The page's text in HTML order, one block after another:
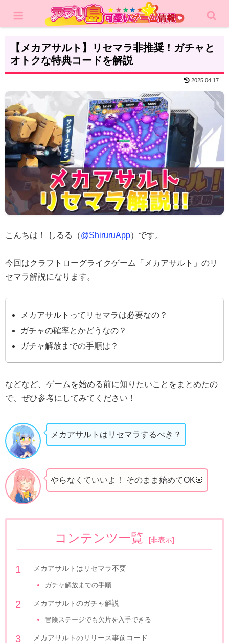
攻略記事 リセマラ
【メカアサルト】リセマラ非推奨！ガチャと
オトクな特典コードを解説
2025.04.17
こんちは！ しるる（@ShiruruApp）です。
今回はクラフトローグライクゲーム「メカアサルト」のリ
セマラ解説になります。
メカアサルトってリセマラは必要なの？
ガチャの確率とかどうなの？
ガチャ解放までの手順は？
などなど、ゲームを始める前に知りたいことをまとめたの
で、ぜひ参考にしてみてください！
メカアサルトはリセマラするべき？
やらなくていいよ！ そのまま始めてOK🌸
コンテンツ一覧 [非表示]
メカアサルトはリセマラ不要
ガチャ解放までの手順
メカアサルトのガチャ解説
冒険ステージでも欠片を入手できる
メカアサルトのリリース事前コード